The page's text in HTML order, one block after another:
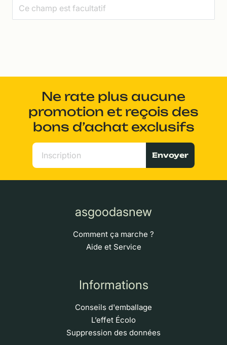
Ne rate plus aucune
promotion et reçois des
bons d’achat exclusifs
Envoyer
asgoodasnew
Comment ça marche ?
Aide et Service
Informations
Conseils d'emballage
L’effet Écolo
Suppression des données